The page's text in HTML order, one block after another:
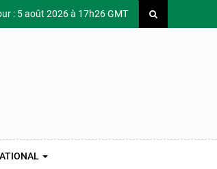
: 5 août 2026 à 17h26 GMT